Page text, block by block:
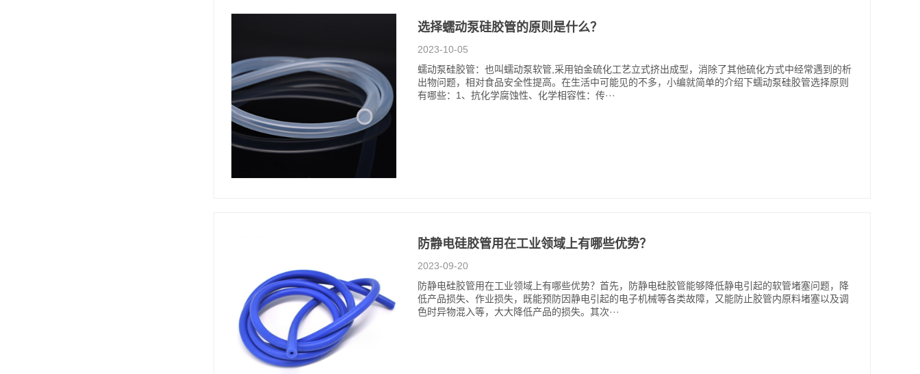
选择蠕动泵硅胶管的原则是什么？
2023-10-05
蠕动泵硅胶管：也叫蠕动泵软管,采用铂金硫化工艺立式挤出成型，消除了其他硫化方式中经常遇到的析
出物问题，相对食品安全性提高。在生活中可能见的不多，小编就简单的介绍下蠕动泵硅胶管选择原则
有哪些：1、抗化学腐蚀性、化学相容性：传···
防静电硅胶管用在工业领域上有哪些优势？
2023-09-20
防静电硅胶管用在工业领域上有哪些优势？首先，防静电硅胶管能够降低静电引起的软管堵塞问题，降
低产品损失、作业损失，既能预防因静电引起的电子机械等各类故障，又能防止胶管内原料堵塞以及调
色时异物混入等，大大降低产品的损失。其次···